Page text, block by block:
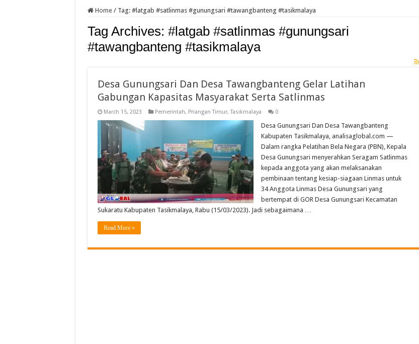
Home / Tag: #latgab #satlinmas #gunungsari #tawangbanteng #tasikmalaya
Tag Archives: #latgab #satlinmas #gunungsari
#tawangbanteng #tasikmalaya
Desa Gunungsari Dan Desa Tawangbanteng Gelar Latihan
Gabungan Kapasitas Masyarakat Serta Satlinmas
March 15, 2023 Pemerintah, Priangan Timur,Tasikmalaya 0
Desa Gunungsari Dan Desa Tawangbanteng
Kabupaten Tasikmalaya, analisaglobal.com —
Dalam rangka Pelatihan Bela Negara (PBN), Kepala
Desa Gunungsari menyerahkan Seragam Satlinmas
kepada anggota yang akan melaksanakan
pembinaan tentang kesiap-siagaan Linmas untuk
34 Anggota Linmas Desa Gunungsari yang
bertempat di GOR Desa Gunungsari Kecamatan
Sukaratu Kabupaten Tasikmalaya, Rabu (15/03/2023). Jadi sebagaimana …
Read More »